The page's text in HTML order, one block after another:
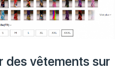
des vêtements sur